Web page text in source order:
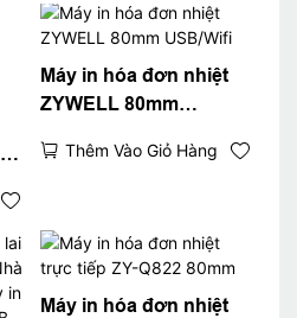
Máy in hóa đơn nhiệt
ZYWELL 80mm
Thêm Vào Giỏ Hàng
Máy in hóa đơn nhiệt